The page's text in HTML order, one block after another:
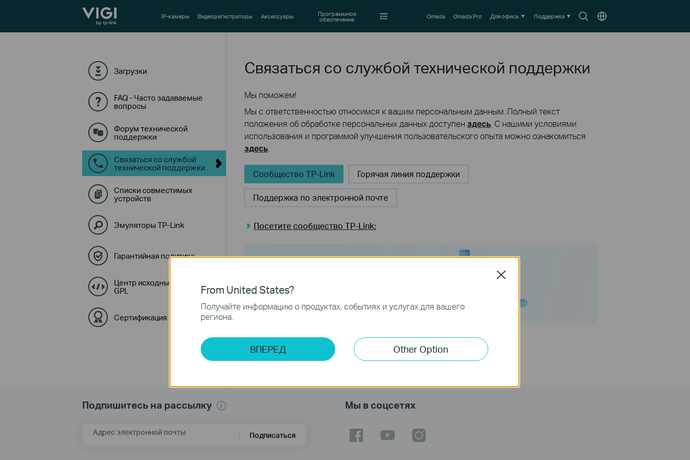
TP-Link, Reliably Smart
SearchВыберите
IP-камеры Видеорегистраторы Аксессуары Программное
обеспечение Omada Omada Pro Для офиса Поддержка
Загрузки
FAQ - Часто задаваемые
вопросы
Форум технической
поддержки
Связаться со службой
технической поддержки
Списки совместимых
устройств
Эмуляторы TP-Link
Гарантийная политика
Центр исходных кодов
GPL
Сертификация
Связаться со службой технической поддержки
Мы поможем!
Мы с ответственностью относимся к вашим персональным данным. Полный текст
положения об обработке персональных данных доступен здесь . С нашими условиями
использования и программой улучшения пользовательского опыта можно ознакомиться
здесь
Сообщество TP-Link Горячая линия поддержки
Поддержка по электронной почте
Посетите сообщество TP-Link:
Подпишитесь на рассылку
Адрес электронной почты Подписаться
Мы в соцсетях
From United States?
Получайте информацию о продуктах, событиях и услугах для вашего
региона.
ВПЕРЕД Other Option
Close